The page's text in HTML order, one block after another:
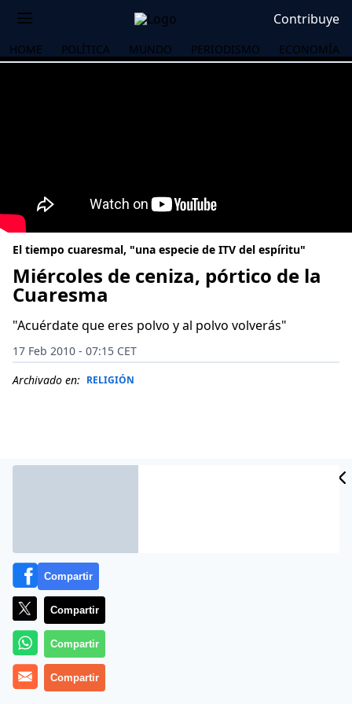
Contribuye
HOME POLÍTICA MUNDO PERIODISMO ECONOMÍA
El tiempo cuaresmal, "una especie de ITV del espíritu"
Miércoles de ceniza, pórtico de la
Cuaresma
"Acuérdate que eres polvo y al polvo volverás"
17 Feb 2010 - 07:15 CET
Archivado en: RELIGIÓN
(José María Gil).-Hoy comienza para los cristianos la
Cuaresma, tiempo que, según señaló el Concilio
Vaticano II, «prepara a los fieles, entregados más
intensamente a oír la Palabra de Dios y a la oración,
Compartir
Compartir
Compartir
Compartir